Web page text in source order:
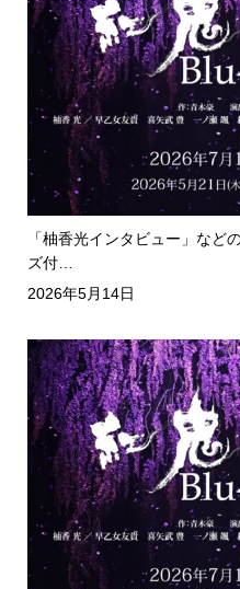
「柚香光インタビュー」な
ズ付…
2026年5月14日